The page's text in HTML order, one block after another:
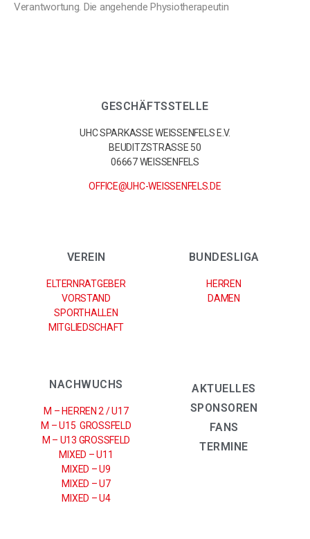
Verantwortung. Die angehende Physiotherapeutin
GESCHÄFTSSTELLE
UHC SPARKASSE WEISSENFELS E.V.
BEUDITZSTRASSE 50
06667 WEISSENFELS
OFFICE@UHC-WEISSENFELS.DE
VEREIN
ELTERNRATGEBER
VORSTAND
SPORTHALLEN
MITGLIEDSCHAFT
BUNDESLIGA
HERREN
DAMEN
NACHWUCHS
M – HERREN 2 / U17
M – U15 GROSSFELD
M – U13 GROSSFELD
MIXED – U11
MIXED – U9
MIXED – U7
MIXED – U4
AKTUELLES
SPONSOREN
FANS
TERMINE